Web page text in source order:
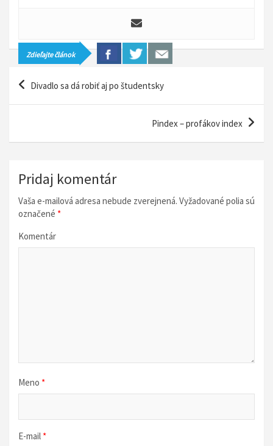
Zdieľajte článok
Divadlo sa dá robiť aj po študentsky
Pindex – profákov index
Pridaj komentár
Vaša e-mailová adresa nebude zverejnená. Vyžadované polia sú
označené *
Komentár
Meno *
E-mail *